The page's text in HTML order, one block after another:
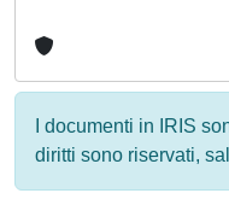
I documenti in IRIS
diritti sono riservati,